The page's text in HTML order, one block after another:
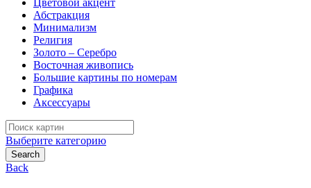
Цветовой акцент
Абстракция
Минимализм
Религия
Золото – Серебро
Восточная живопись
Большие картины по номерам
Графика
Аксессуары
Search
for:
Выберите категорию
Search
Back